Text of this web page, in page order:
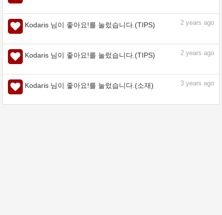
Kodaris 님이 좋아요!를 눌렀습니다.(TIPS) 2 years ago
Kodaris 님이 좋아요!를 눌렀습니다.(TIPS) 2 years ago
Kodaris 님이 좋아요!를 눌렀습니다.(소재) 3 years ago